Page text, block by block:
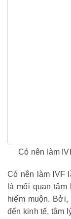
Có nên làm
Có nên làm IVF
là mối quan
hiếm muộn.
đến kinh tế, tâm